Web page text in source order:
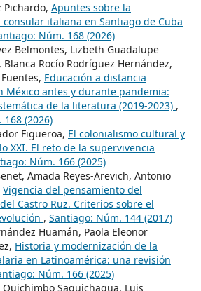
Pichardo, Apuntes sobre la
italiana en Santiago de Cuba
Núm. 168 (2026)
Belmontes, Lizbeth Guadalupe
Blanca Rocío Rodríguez Hernández,
Educación a distancia
México antes y durante pandemia:
de la literatura (2019-2023) ,
(2026)
Figueroa, El colonialismo cultural y
XXI. El reto de la supervivencia
Núm. 166 (2025)
Amada Reyes-Arevich, Antonio
Vigencia del pensamiento del
Castro Ruz. Criterios sobre el
, Santiago: Núm. 144 (2017)
Huamán, Paola Eleonor
Historia y modernización de la
en Latinoamérica: una revisión
Núm. 166 (2025)
Quichimbo Saquichagua, Luis